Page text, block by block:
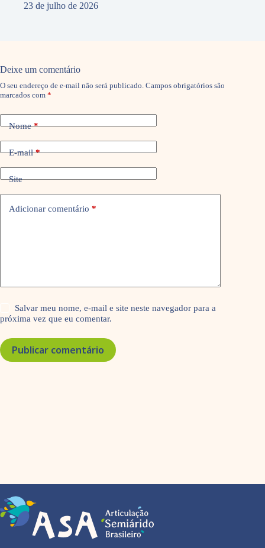
23 de julho de 2026
Deixe um comentário
O seu endereço de e-mail não será publicado. Campos obrigatórios são
marcados com *
Nome*
E-mail*
Site
Adicionar comentário *
Salvar meu nome, e-mail e site neste navegador para a
próxima vez que eu comentar.
Publicar comentário